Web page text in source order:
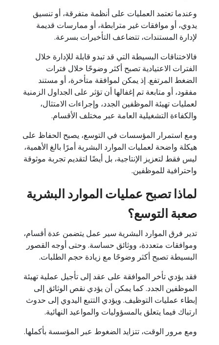
وعندما تعتمد العمليات على أنظمة متفرقة، أو تنسيق
يدوي، أو موافقات غير مترابطة، أو ممارسات قديمة
لإدارة المستندات، تتضاعف التأخيرات بسرعة.
فالاختناقات البسيطة التي قد تبدو قابلة للإدارة خلال
الفترات الاعتيادية تصبح أكثر وضوحًا خلال فترات
الضغط المرتفع. إذ يمكن لموافقة متأخرة، أو مستند
مفقود، أو متابعة تم إغفالها أن تؤثر على الجداول الزمنية
لعمليات تهيئة الموظفين الجدد، وإجراءات الامتثال،
والكفاءة التشغيلية العامة عبر مختلف الأقسام.
ومع استمرار المؤسسات في التوسع، يصبح الحفاظ على
هيكلة واضحة لعمليات الموارد البشرية أمرًا بالغ الأهمية،
ليس فقط لتعزيز الإنتاجية، بل أيضًا لتقديم تجربة موثوقة
واحترافية للموظفين.
لماذا تصبح عمليات الموارد البشرية
صعبة التوسع؟
تدير فرق الموارد البشرية سير عمل يتضمن عدة أقسام،
وموافقات متعددة، ووثائق حساسة. وحتى أوجه القصور
البسيطة تصبح أكثر وضوحًا مع زيادة حجم الطلبات.
فقد يؤدي تأخر الموافقة على عقد إلى تأجيل عملية تهيئة
الموظفين الجدد. كما يمكن أن يؤدي نقص الوثائق إلى
إبطاء عمليات التوظيف. ويؤدي التتبع اليدوي إلى حدوث
ارتباك فيما يتعلق بالمسؤوليات والمواعيد النهائية.
ومع مرور الوقت، تتزايد الضغوط عبر المؤسسة بأكملها.